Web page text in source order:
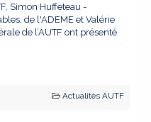
Simon Huffeteau -
de l'ADEME et Valérie
de l’AUTF ont présenté
Actualités AUTF